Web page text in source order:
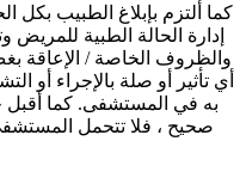
كما ألتزم بإبلاغ الطبيب بكل
إدارة الحالة الطبية
والظروف الخاصة / الإعاقة
أي تأثير أو صلة بالإجراء أو
به في المستشفى. كما أقبل
صحيح ، فلا تتحمل